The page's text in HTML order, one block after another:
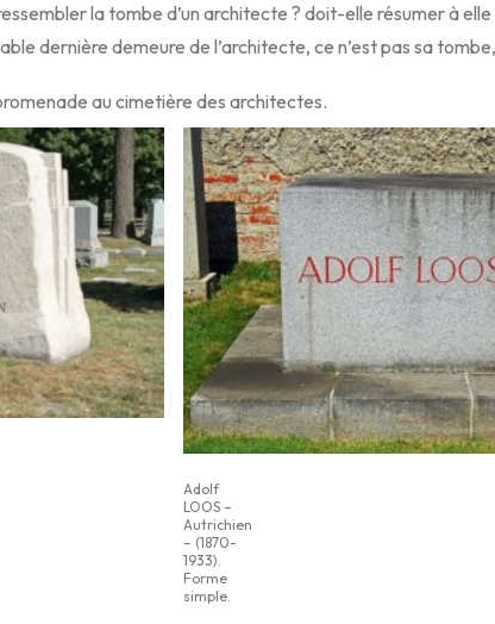
la tombe d’un architecte ? doit-elle résumer à
dernière demeure de l’architecte, ce n’est pas sa
au cimetière des architectes.
Adolf
LOOS –
Autrichien
– (1870-
1933).
Forme
simple.